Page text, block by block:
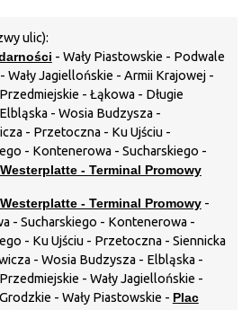
ulic):
- Wały Piastowskie - Podwale
Wały Jagiellońskie - Armii Krajowej -
- Łąkowa - Długie
- Wosia Budzysza -
- Przetoczna - Ku Ujściu -
- Kontenerowa - Sucharskiego -
- Terminal Promowy
- Terminal Promowy-
- Sucharskiego - Kontenerowa -
- Ku Ujściu - Przetoczna - Siennicka
- Wosia Budzysza - Elbląska -
- Wały Jagiellońskie -
- Wały Piastowskie - Plac